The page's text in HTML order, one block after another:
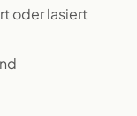
oder lasiert